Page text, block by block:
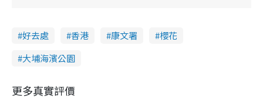
好去處 香港 康文署
櫻花
大埔海濱公園
更多真實評價